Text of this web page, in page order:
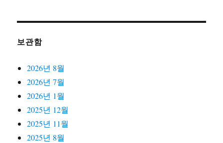
보관함
2026년 8월
2026년 7월
2026년 1월
2025년 12월
2025년 11월
2025년 8월